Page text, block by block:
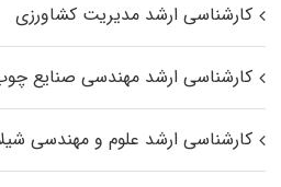
کارشناسی ارشد مدیریت کشاورزی
کارشناسی ارشد مهندسی صنایع
کارشناسی ارشد علوم و مهندسی